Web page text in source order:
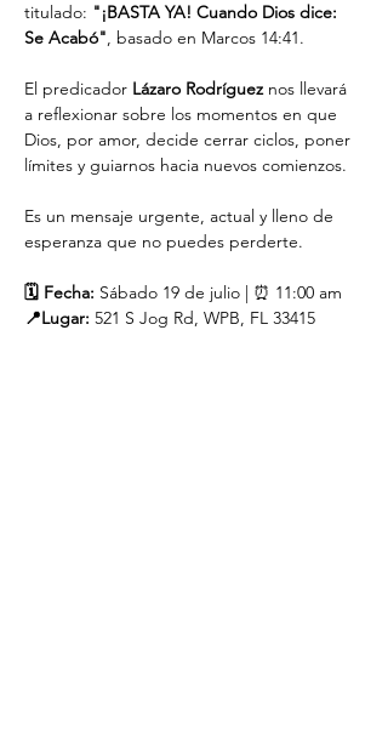
titulado: "¡BASTA YA! Cuando Dios dice:
Se Acabó", basado en Marcos 14:41.
El predicador Lázaro Rodríguez nos llevará
a reflexionar sobre los momentos en que
Dios, por amor, decide cerrar ciclos, poner
límites y guiarnos hacia nuevos comienzos.
Es un mensaje urgente, actual y lleno de
esperanza que no puedes perderte.
🗓️ Fecha: Sábado 19 de julio | ⏰ 11:00 am
📍Lugar: 521 S Jog Rd, WPB, FL 33415